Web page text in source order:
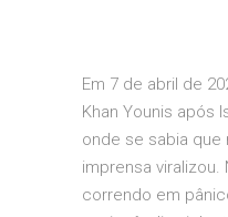
Em 7 de abril de
Khan Younis após
onde se sabia
imprensa viralizou.
correndo em